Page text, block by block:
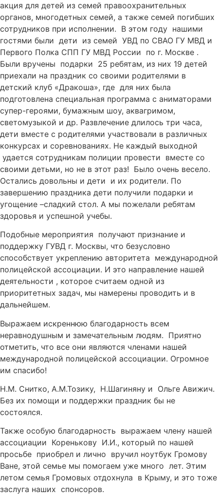
акция для детей из семей правоохранительных
органов, многодетных семей, а также семей погибших
сотрудников при исполнении. В этом году нашими
гостями были дети из семей УВД по СВАО ГУ МВД и
Первого Полка СПП ГУ МВД России по г. Москве .
Были вручены подарки 25 ребятам, из них 19 детей
приехали на праздник со своими родителями в
детский клуб «Дракоша», где для них была
подготовлена специальная программа с аниматорами
супер-героями, бумажным шоу, аквагримом,
светомузыкой и др. Развлечение длилось три часа,
дети вместе с родителями участвовали в различных
конкурсах и соревнованиях. Не каждый выходной
удается сотрудникам полиции провести вместе со
своими детьми, но не в этот раз! Было очень весело.
Остались довольны и дети и их родители. По
завершению праздника дети получили подарки и
угощение –сладкий стол. А мы пожелали ребятам
здоровья и успешной учебы.
Подобные мероприятия получают признание и
поддержку ГУВД г. Москвы, что безусловно
способствует укреплению авторитета международной
полицейской ассоциации. И это направление нашей
деятельности , которое считаем одной из
приоритетных задач, мы намерены проводить и в
дальнейшем.
Выражаем искреннюю благодарность всем
неравнодушным и замечательным людям. Приятно
отметить, что все они являются членами нашей
международной полицейской ассоциации. Огромное
им спасибо!
Н.М. Снитко, А.М.Тозику, Н.Шагиняну и Ольге Авижич.
Без их помощи и поддержки праздник бы не
состоялся.
Также особую благодарность выражаем члену нашей
ассоциации Коренькову И.И., который по нашей
просьбе приобрел и лично вручил ноутбук Громову
Ване, этой семье мы помогаем уже много лет. Этим
летом семья Громовых отдохнула в Крыму, и это тоже
заслуга наших спонсоров.